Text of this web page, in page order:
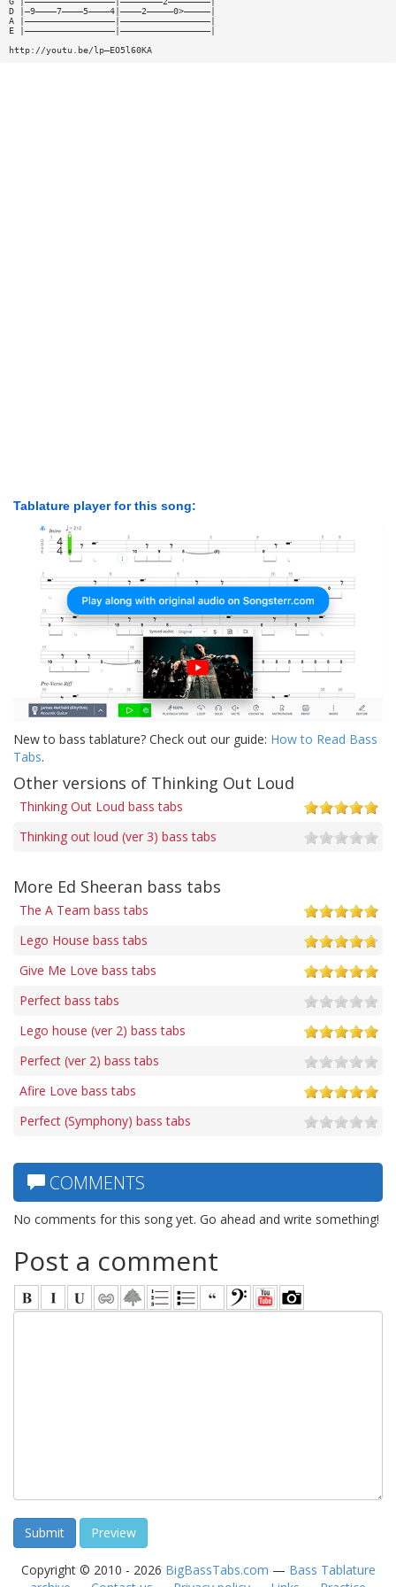
D |—9————7————5————4|————2—————0>—————|
A |—————————————————|—————————————————|
E |—————————————————|—————————————————|
http://youtu.be/lp—EO5l60KA
Tablature player for this song:
New to bass tablature? Check out our guide: How to Read Bass
Tabs.
Other versions of Thinking Out Loud
Thinking Out Loud bass tabs
Thinking out loud (ver 3) bass tabs
More Ed Sheeran bass tabs
The A Team bass tabs
Lego House bass tabs
Give Me Love bass tabs
Perfect bass tabs
Lego house (ver 2) bass tabs
Perfect (ver 2) bass tabs
Afire Love bass tabs
Perfect (Symphony) bass tabs
COMMENTS
No comments for this song yet. Go ahead and write something!
Post a comment
Copyright © 2010 - 2026 BigBassTabs.com — Bass Tablature